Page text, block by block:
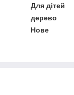
Для дітей
дерево
Нове